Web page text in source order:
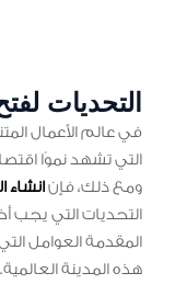
التحديات
في عالم الأعمال
التي تشهد نموًا
ومع ذلك، فإن
التحديات التي يجب
المقدمة العوامل
هذه المدينة العالمية.